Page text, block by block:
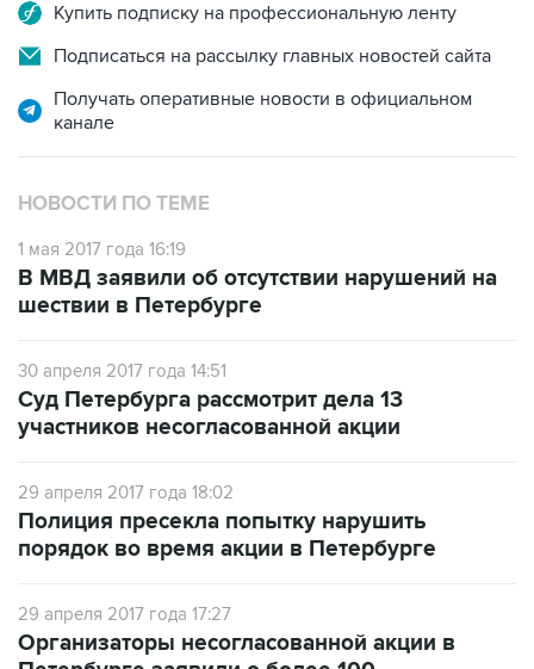
Купить подписку на профессиональную ленту
Подписаться на рассылку главных новостей сайта
Получать оперативные новости в официальном
канале
НОВОСТИ ПО ТЕМЕ
1 мая 2017 года 16:19
В МВД заявили об отсутствии нарушений на
шествии в Петербурге
30 апреля 2017 года 14:51
Суд Петербурга рассмотрит дела 13
участников несогласованной акции
29 апреля 2017 года 18:02
Полиция пресекла попытку нарушить
порядок во время акции в Петербурге
29 апреля 2017 года 17:27
Организаторы несогласованной акции в